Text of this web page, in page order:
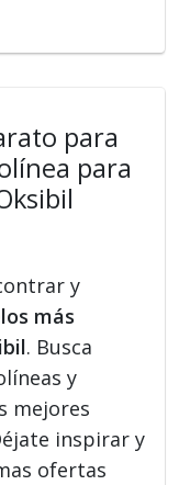
para
para
y
más
. Busca
y
mejores
inspirar y
ofertas